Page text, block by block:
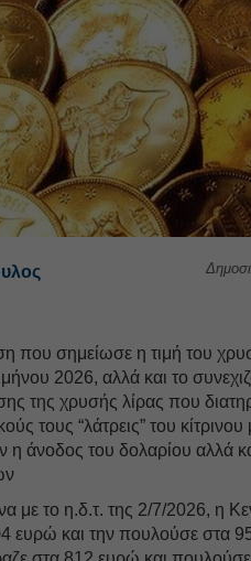
που σημείωσε η τιμή του
2026, αλλά και το
της χρυσής λίρας που
τους “λάτρεις” του
η άνοδος του δολαρίου αλλά
με το η.δ.τ. της 2/7/2026, η
ευρώ και την πουλούσε στα